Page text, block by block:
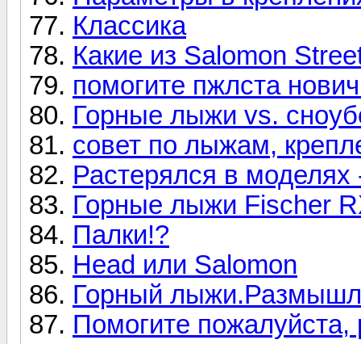
Классика
Какие из Salomon
помогите пжлста
Горные лыжи vs.
совет по лыжам,
Растерялся в моделях
Горные лыжи Fischer
Палки!?
Head или Salomon
Горный
Помогите пожалуйста,